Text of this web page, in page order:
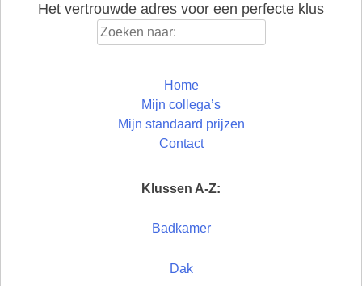
Het vertrouwde adres voor een perfecte klus
Home
Mijn collega’s
Mijn standaard prijzen
Contact
Klussen A-Z:
Badkamer
Dak